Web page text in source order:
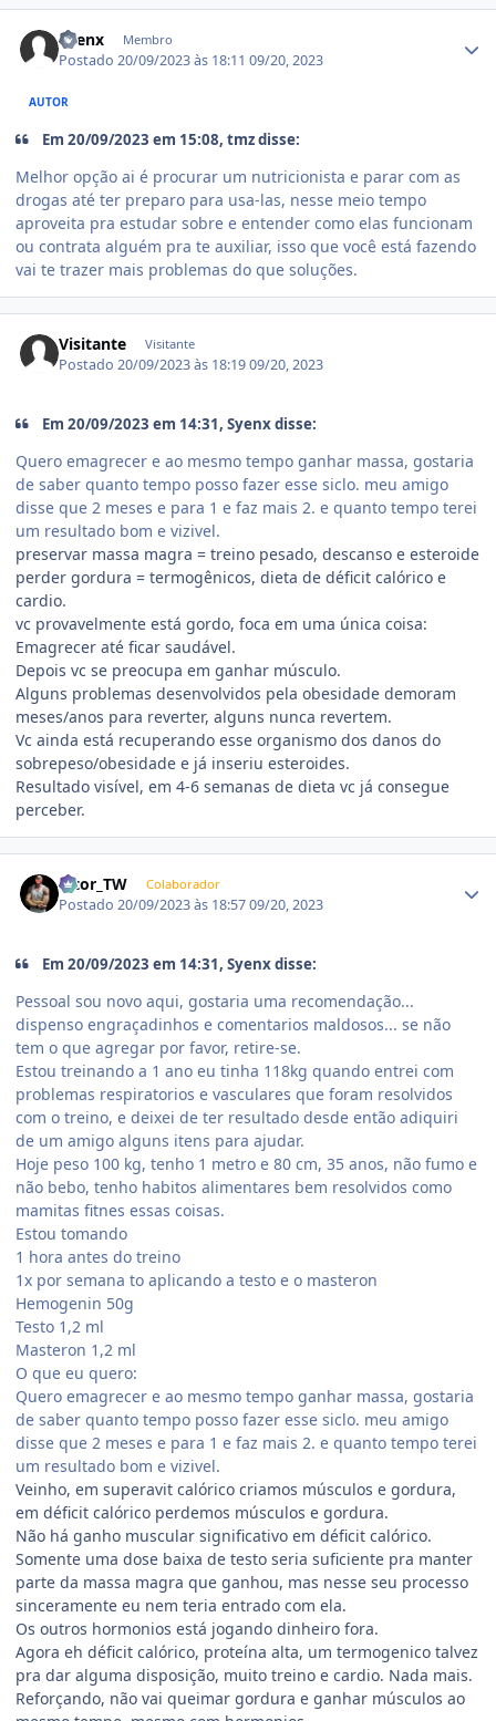
Syenx Membro
Postado20/09/2023 às 18:1109/20, 2023
AUTOR
Em 20/09/2023 em 15:08, tmz disse:
Melhor opção ai é procurar um nutricionista e parar com as
drogas até ter preparo para usa-las, nesse meio tempo
aproveita pra estudar sobre e entender como elas funcionam
ou contrata alguém pra te auxiliar, isso que você está fazendo
vai te trazer mais problemas do que soluções.
Visitante Visitante
Postado20/09/2023 às 18:1909/20, 2023
Em 20/09/2023 em 14:31, Syenx disse:
Quero emagrecer e ao mesmo tempo ganhar massa, gostaria
de saber quanto tempo posso fazer esse siclo. meu amigo
disse que 2 meses e para 1 e faz mais 2. e quanto tempo terei
um resultado bom e vizivel.
preservar massa magra = treino pesado, descanso e esteroide
perder gordura = termogênicos, dieta de déficit calórico e
cardio.
vc provavelmente está gordo, foca em uma única coisa:
Emagrecer até ficar saudável.
Depois vc se preocupa em ganhar músculo.
Alguns problemas desenvolvidos pela obesidade demoram
meses/anos para reverter, alguns nunca revertem.
Vc ainda está recuperando esse organismo dos danos do
sobrepeso/obesidade e já inseriu esteroides.
Resultado visível, em 4-6 semanas de dieta vc já consegue
perceber.
Vitor_TW Colaborador
Postado20/09/2023 às 18:5709/20, 2023
Em 20/09/2023 em 14:31, Syenx disse:
Pessoal sou novo aqui, gostaria uma recomendação...
dispenso engraçadinhos e comentarios maldosos... se não
tem o que agregar por favor, retire-se.
Estou treinando a 1 ano eu tinha 118kg quando entrei com
problemas respiratorios e vasculares que foram resolvidos
com o treino, e deixei de ter resultado desde então adiquiri
de um amigo alguns itens para ajudar.
Hoje peso 100 kg, tenho 1 metro e 80 cm, 35 anos, não fumo e
não bebo, tenho habitos alimentares bem resolvidos como
mamitas fitnes essas coisas.
Estou tomando
1 hora antes do treino
1x por semana to aplicando a testo e o masteron
Hemogenin 50g
Testo 1,2 ml
Masteron 1,2 ml
O que eu quero:
Quero emagrecer e ao mesmo tempo ganhar massa, gostaria
de saber quanto tempo posso fazer esse siclo. meu amigo
disse que 2 meses e para 1 e faz mais 2. e quanto tempo terei
um resultado bom e vizivel.
Veinho, em superavit calórico criamos músculos e gordura,
em déficit calórico perdemos músculos e gordura.
Não há ganho muscular significativo em déficit calórico.
Somente uma dose baixa de testo seria suficiente pra manter
parte da massa magra que ganhou, mas nesse seu processo
sinceramente eu nem teria entrado com ela.
Os outros hormonios está jogando dinheiro fora.
Agora eh déficit calórico, proteína alta, um termogenico talvez
pra dar alguma disposição, muito treino e cardio. Nada mais.
Reforçando, não vai queimar gordura e ganhar músculos ao